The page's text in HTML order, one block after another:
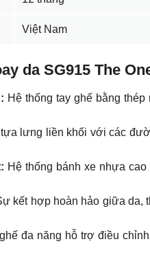
Việt Nam
da SG915 The
Hệ thống tay ghế bằng
lưng liền khối với các
Hệ thống bánh xe nhựa
kết hợp hoàn hảo giữa da,
đa năng hỗ trợ điều